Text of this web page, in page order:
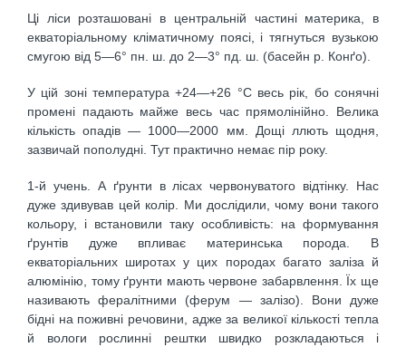
Ці ліси розташовані в центральній частині матери­ка, в
екваторіальному кліматичному поясі, і тягнуть­ся вузькою
смугою від 5—6° пн. ш. до 2—3° пд. ш. (ба­сейн р. Конґо).
У цій зоні температура +24—+26 °С весь рік, бо сонячні
промені падають майже весь час прямолінійно. Велика
кількість опадів — 1000—2000 мм. Дощі ллють щодня,
зазвичай пополудні. Тут практично немає пір року.
1-й учень. А ґрунти в лісах червонуватого відтін­ку. Нас
дуже здивував цей колір. Ми дослідили, чому вони такого
кольору, і встановили таку особливість: на формування
ґрунтів дуже впливає материнська по­рода. В
екваторіальних широтах у цих породах бага­то заліза й
алюмінію, тому ґрунти мають червоне за­барвлення. Їх ще
називають фералітними (ферум — залізо). Вони дуже
бідні на поживні речовини, адже за великої кількості тепла
й вологи рослинні рештки швидко розкладаються і